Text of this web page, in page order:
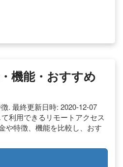
機能・おすすめ
. 最終更新日時: 2020-12-07
利用できるリモートアクセス
や特徴、機能を比較し、おす